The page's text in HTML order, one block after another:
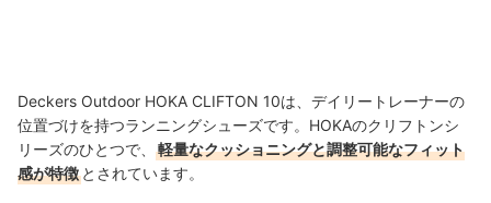
Deckers Outdoor HOKA CLIFTON 10は、デイリートレーナーの
位置づけを持つランニングシューズです。HOKAのクリフトンシ
リーズのひとつで、
軽量なクッショニングと調整可能なフィット
感が特徴 とされています。